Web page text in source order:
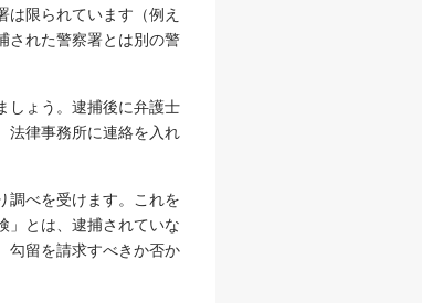
は限られています（例え
された警察署とは別の警
しょう。逮捕後に弁護士
法律事務所に連絡を入れ
調べを受けます。これを
」とは、逮捕されていな
勾留を請求すべきか否か